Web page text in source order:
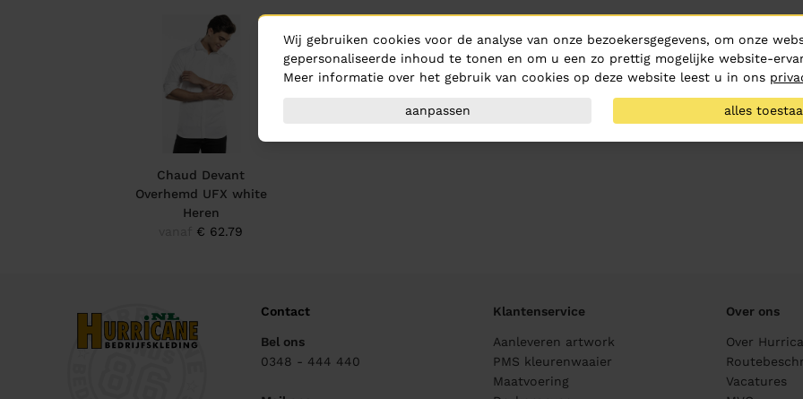
Chaud Devant
Overhemd UFX white
Heren
€ 62.79
Contact
Bel ons
0348 - 444 440
Klantenservice
Aanleveren artwork
PMS kleurenwaaier
Maatvoering
Over ons
Over
Vacatures
Wij gebruiken cookies voor de analyse van onze bezoekersgegevens, om onze
gepersonaliseerde inhoud te tonen en om u een zo prettig mogelijke website-
Meer informatie over het gebruik van cookies op deze website leest u in ons
aanpassen alles